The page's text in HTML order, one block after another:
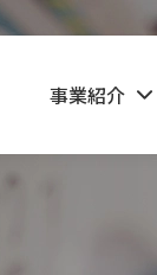
事業紹介